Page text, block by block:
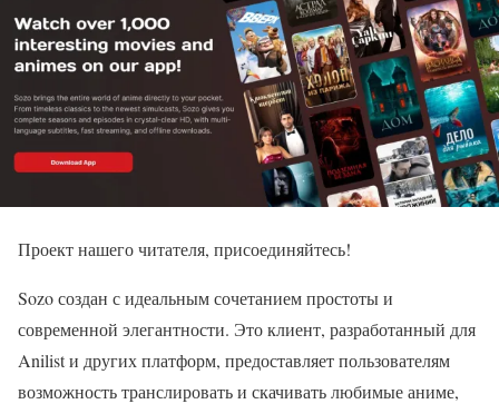
Проект нашего читателя, присоединяйтесь!
Sozo создан с идеальным сочетанием простоты и
современной элегантности. Это клиент, разработанный для
Anilist и других платформ, предоставляет пользователям
возможность транслировать и скачивать любимые аниме,